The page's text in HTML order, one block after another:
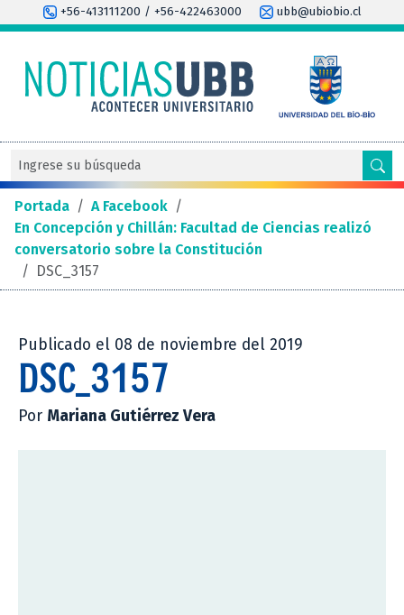
+56-413111200 / +56-422463000 ubb@ubiobio.cl
Portada / A Facebook /
En Concepción y Chillán: Facultad de Ciencias realizó
conversatorio sobre la Constitución
/ DSC_3157
Publicado el 08 de noviembre del 2019
DSC_3157
Por Mariana Gutiérrez Vera